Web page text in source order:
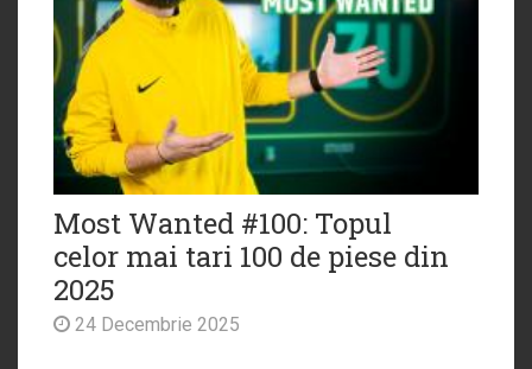
Most Wanted #100: Topul
celor mai tari 100 de piese din
2025
24 Decembrie 2025